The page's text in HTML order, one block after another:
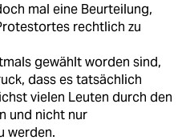
mal eine Beurteilung,
rechtlich zu
gewählt worden sind,
dass es tatsächlich
vielen Leuten durch den
und nicht nur
werden.